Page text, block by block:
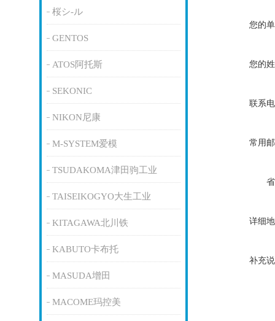
桜シ-ル
GENTOS
ATOS阿托斯
SEKONIC
NIKON尼康
M-SYSTEM爱模
TSUDAKOMA津田驹工业
TAISEIKOGYO大生工业
KITAGAWA北川铁
KABUTO卡布托
MASUDA增田
MACOME玛控美
您的
您的
联系
常用
详细
补充